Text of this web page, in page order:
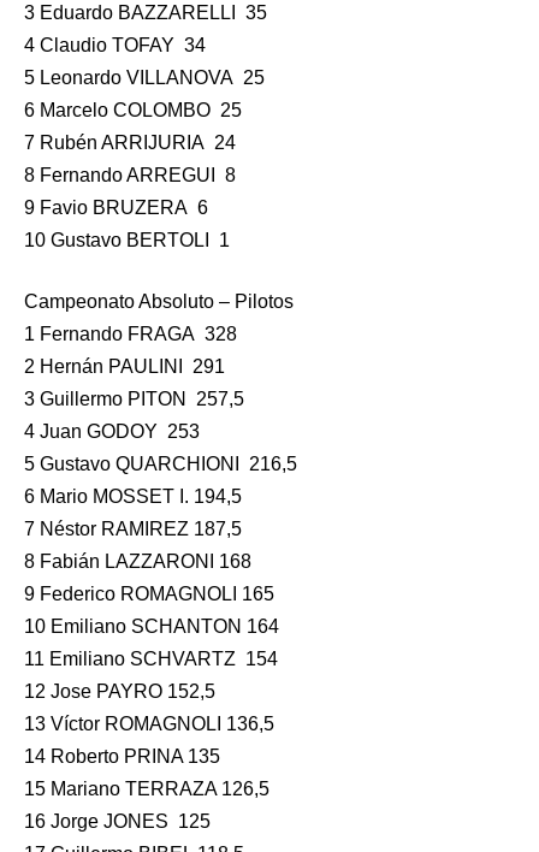
3 Eduardo BAZZARELLI 35
4 Claudio TOFAY 34
5 Leonardo VILLANOVA 25
6 Marcelo COLOMBO 25
7 Rubén ARRIJURIA 24
8 Fernando ARREGUI 8
9 Favio BRUZERA 6
10 Gustavo BERTOLI 1
Campeonato Absoluto – Pilotos
1 Fernando FRAGA 328
2 Hernán PAULINI 291
3 Guillermo PITON 257,5
4 Juan GODOY 253
5 Gustavo QUARCHIONI 216,5
6 Mario MOSSET I. 194,5
7 Néstor RAMIREZ 187,5
8 Fabián LAZZARONI 168
9 Federico ROMAGNOLI 165
10 Emiliano SCHANTON 164
11 Emiliano SCHVARTZ 154
12 Jose PAYRO 152,5
13 Víctor ROMAGNOLI 136,5
14 Roberto PRINA 135
15 Mariano TERRAZA 126,5
16 Jorge JONES 125